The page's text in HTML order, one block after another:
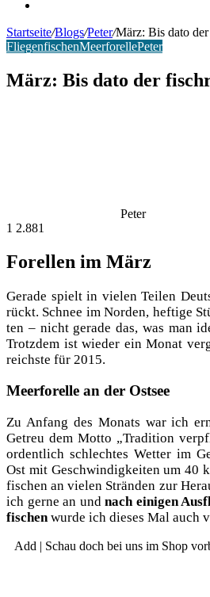
Startseite/Blogs/Peter/März: Bis dato
FliegenfischenMeerforellePeter
März: Bis dato der
Peter
1 2.881
Forellen im März
Gera­de spielt in vie­len Tei­len
rückt. Schnee im Nor­den, hef­ti­ge
ten – nicht gera­de das, was man
Trotz­dem ist wie­der ein Monat
reichs­te für 2015.
Meerforelle an der Ostsee
Zu Anfang des Monats war ich
Getreu dem Mot­to „Tra­di­ti­on
ordent­lich schlech­tes Wet­ter im
Ost mit Geschwin­dig­kei­ten um 40
fi­schen an vie­len Strän­den zur
ich ger­ne an und nach eini­gen
fischenwur­de ich die­ses Mal auch
Add | Schau doch bei uns im Shop